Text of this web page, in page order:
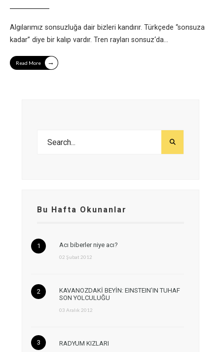
Algılarımız sonsuzluğa dair bizleri kandırır. Türkçede “sonsuza
kadar” diye bir kalıp vardır. Tren rayları sonsuz‘da...
Read More →
Bu Hafta Okunanlar
Acı biberler niye acı?
02 Şubat 2012
KAVANOZDAKİ BEYİN: EINSTEIN’IN TUHAF
SON YOLCULUĞU
03 Aralık 2012
RADYUM KIZLARI